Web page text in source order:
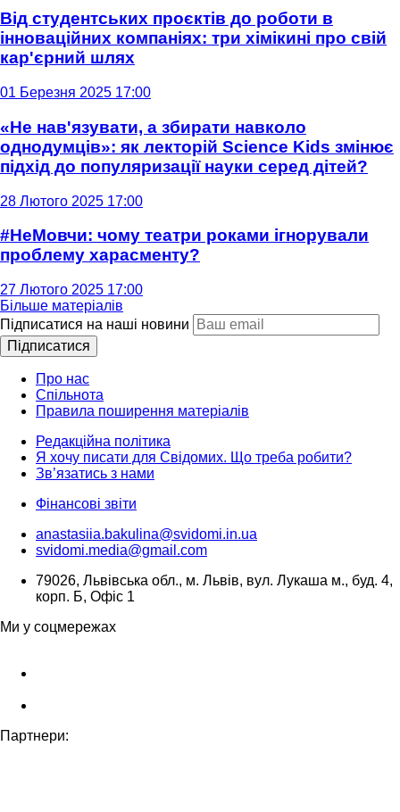
Від студентських проєктів до роботи в
інноваційних компаніях: три хімікині про свій
кар'єрний шлях
01 Березня 2025 17:00
«Не нав'язувати, а збирати навколо
однодумців»: як лекторій Science Kids змінює
підхід до популяризації науки серед дітей?
28 Лютого 2025 17:00
#НеМовчи: чому театри роками ігнорували
проблему харасменту?
27 Лютого 2025 17:00
Більше матеріалів
Підписатися на наші новини
Підписатися
Про нас
Спільнота
Правила поширення матеріалів
Редакційна політика
Я хочу писати для Свідомих. Що треба робити?
Зв’язатись з нами
Фінансові звіти
anastasiia.bakulina@svidomi.in.ua
svidomi.media@gmail.com
79026, Львівська обл., м. Львів, вул. Лукаша м., буд. 4,
корп. Б, Офіс 1
Ми у соцмережах
Партнери: